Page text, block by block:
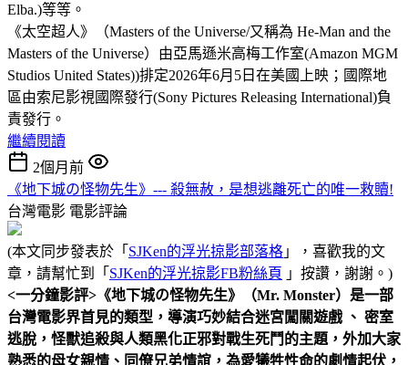
Elba.)等等。
《太空超人》（Masters of the Universe/又稱為 He-Man and the
Masters of the Universe）由亞馬遜米高梅工作室(Amazon MGM
Studios United States))排定2026年6月5日在美國上映；國際地
區由索尼影視國際發行(Sony Pictures Releasing International)負
責發行。
繼續閱讀
2個月前
《地下城の怪物先生》--- 殺無赦，是想逃離死亡的唯一救贖!
台灣電影 電影評論
(本文同步發表於「 SJKen的浮光掠影部落格 」，喜歡我的文
章，請幫忙到「 SJKen的浮光掠影FB粉絲頁 」按讚，謝謝。)
<一分鐘影評> 《地下城の怪物先生》（Mr. Monster）是一部
台灣電影界首見的類型，導演巧妙結合迷宮闖關遊戲 、 密室
逃脫，怪獸追殺與人類黑化正邪對戰生死鬥的主題，外加大家
熟悉的母女親情、同僚兄弟情誼，為愛犧牲性命的劇情起伏，